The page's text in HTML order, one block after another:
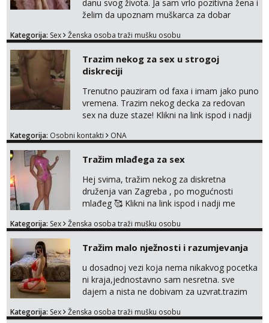
danu svog života. Ja sam vrlo pozitivna žena i
želim da upoznam muškarca za dobar
na link ispod i nadji me tamo, cekam te!
Kategorija: Sex Ženska osoba traži mušku osobu
Trazim nekog za sex u strogoj
diskreciji
Trenutno pauziram od faxa i imam jako puno
vremena. Trazim nekog decka za redovan
sex na duze staze! Klikni na link ispod i nadji
Kategorija: Osobni kontakti ONA
Tražim mlađega za sex
Hej svima, tražim nekog za diskretna
druženja van Zagreba , po mogućnosti
mlađeg 🥰 Klikni na link ispod i nadji me
Kategorija: Sex Ženska osoba traži mušku osobu
Tražim malo nježnosti i razumjevanja
u dosadnoj vezi koja nema nikakvog pocetka
ni kraja,jednostavno sam nesretna. sve
dajem a nista ne dobivam za uzvrat.trazim
trazim puno samo malo njeznosti i
Kategorija: Sex Ženska osoba traži mušku osobu